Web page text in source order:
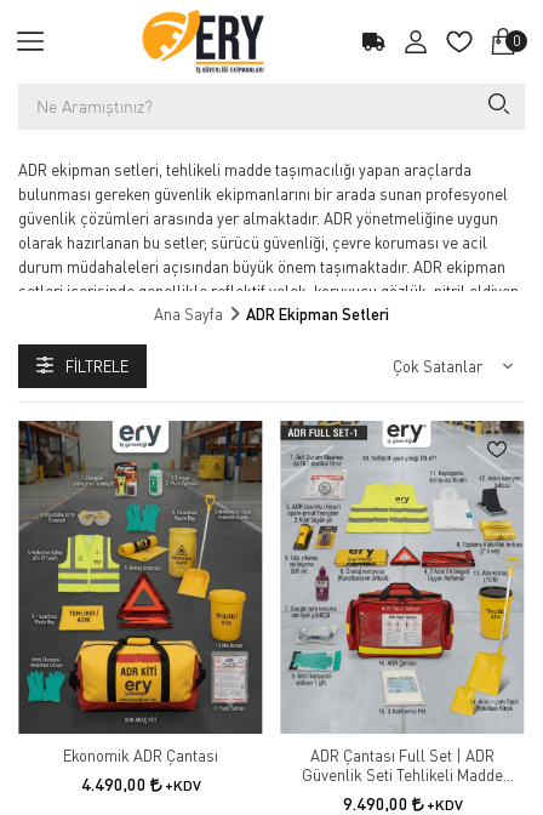
0
ADR ekipman setleri, tehlikeli madde taşımacılığı yapan araçlarda
bulunması gereken güvenlik ekipmanlarını bir arada sunan profesyonel
güvenlik çözümleri arasında yer almaktadır. ADR yönetmeliğine uygun
olarak hazırlanan bu setler; sürücü güvenliği, çevre koruması ve acil
durum müdahaleleri açısından büyük önem taşımaktadır. ADR ekipman
setleri içerisinde genellikle reflektif yelek, koruyucu gözlük, nitril eldiven,
göz yıkama solüsyonu, emici pedler, ikaz ekipmanları ve güvenlik ürünleri
Kimyasal, yanıcı ve tehlikeli yük taşıyan tankerler ile ticari araçlar için
sağlarken olası kazalarda hızlı müdahale imkanı sunmaktadır. Dayanıklı
taşıma çantalarıyla sunulan profesyonel ADR ekipman setleri lojistik,
akaryakıt, kimya ve endüstriyel taşımacılık sektörlerinde yaygın olarak
tercih edilmektedir. Farklı içerik seçeneklerine sahip ADR setleri
işletmelerin güvenlik ihtiyaçlarına uygun çözümler sunmaktadır.
ADR ekipmanları satın alırken güvenilir ve iş güvenliği alanında uzman
firmalar tercih edilmelidir. Kaliteli ekipmanlar, uzun ömürlü kullanım ve
yüksek güvenlik sağlar.
ERY İş Güvenliği, ADR ekipmanları ve iş güvenliği ürünlerinde geniş ürün
yelpazesi ile profesyonel çözümler sunmaktadır.
Ana Sayfa ADR Ekipman Setleri
FILTRELE
Ekonomik ADR Çantası
4.490,00 +KDV
ADR Çantası Full Set | ADR
Güvenlik Seti Tehlikeli Madde
Taşıma Ekipmanları
9.490,00 +KDV